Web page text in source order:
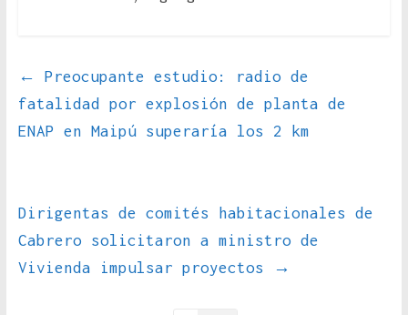
←
Preocupante estudio: radio de
fatalidad por explosión de planta de
ENAP en Maipú superaría los 2 km
Dirigentas de comités habitacionales de
Cabrero solicitaron a ministro de
Vivienda impulsar proyectos
→